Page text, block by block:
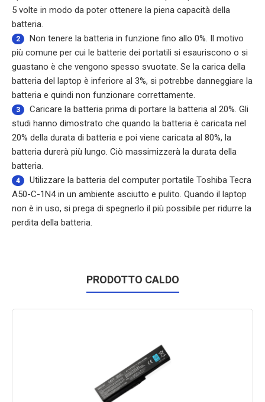
5 volte in modo da poter ottenere la piena capacità della
batteria.
2
Non tenere la batteria in funzione fino allo 0%. Il motivo
più comune per cui le batterie dei portatili si esauriscono o si
guastano è che vengono spesso svuotate. Se la carica della
batteria del laptop è inferiore al 3%, si potrebbe danneggiare la
batteria e quindi non funzionare correttamente.
3
Caricare la batteria prima di portare la batteria al 20%. Gli
studi hanno dimostrato che quando la batteria è caricata nel
20% della durata di batteria e poi viene caricata al 80%, la
batteria durerà più lungo. Ciò massimizzerà la durata della
batteria.
4 Utilizzare la batteria del computer portatile Toshiba Tecra
A50-C-1N4in un ambiente asciutto e pulito. Quando il laptop
non è in uso, si prega di spegnerlo il più possibile per ridurre la
perdita della batteria.
PRODOTTO CALDO